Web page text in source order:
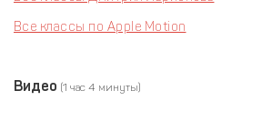
Все классы по Apple Motion
Видео (1 час 4 минуты)